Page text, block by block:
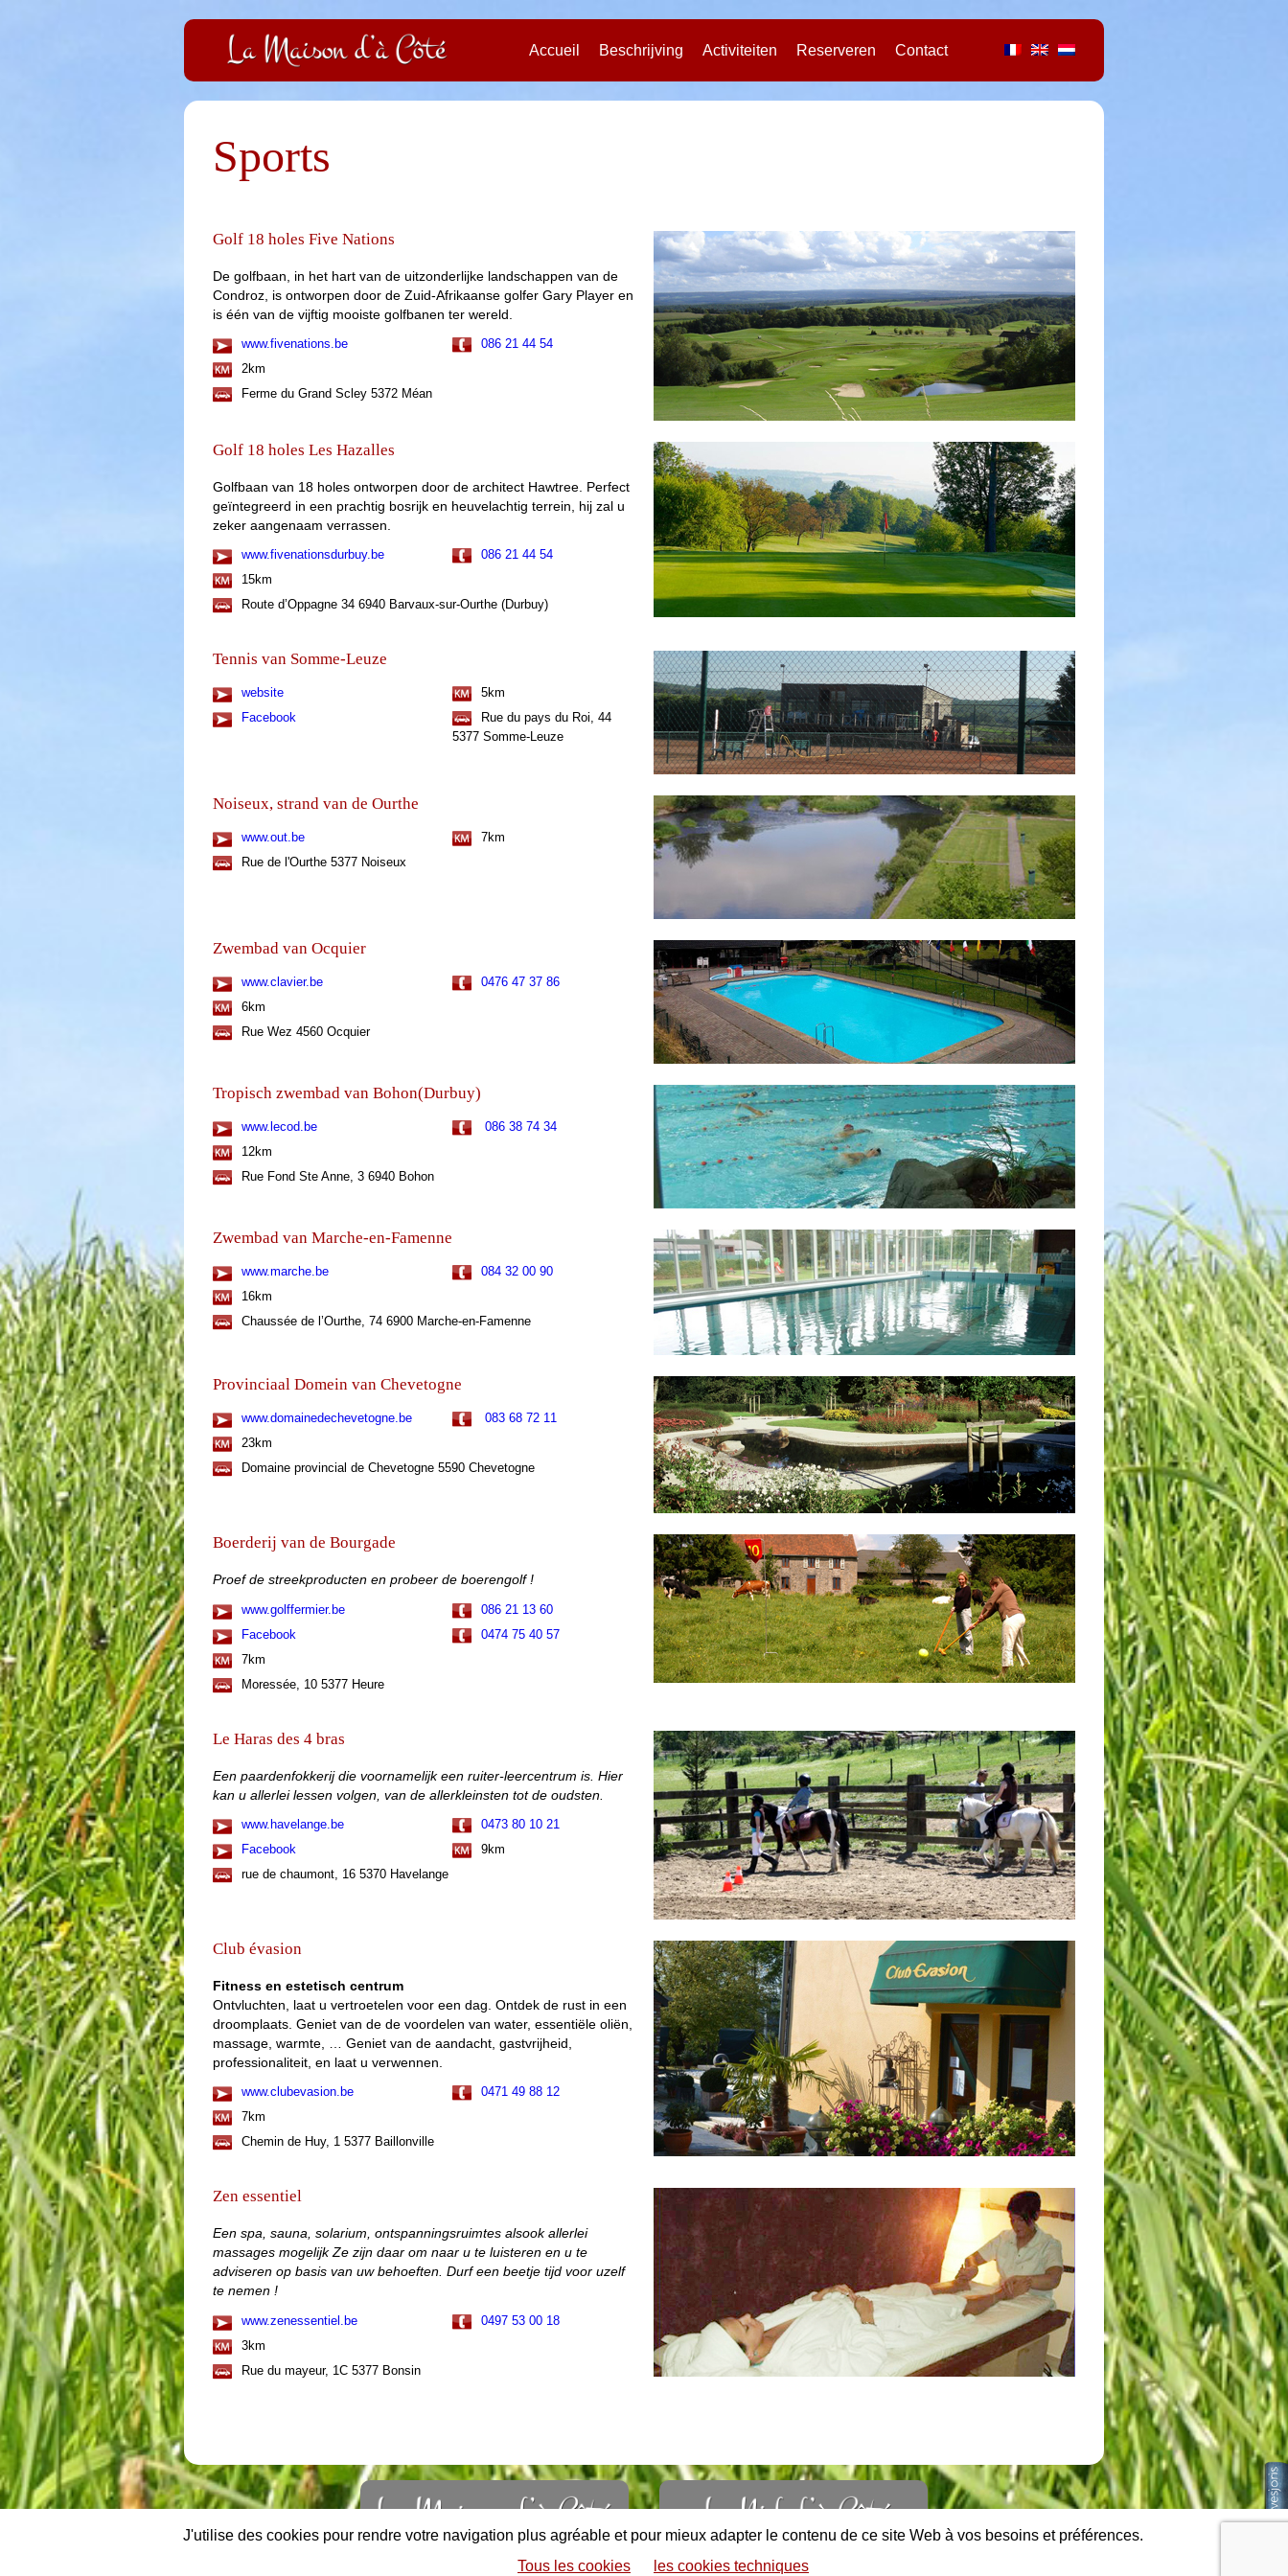
Accueil Beschrijving Activiteiten Reserveren Contact
Sports
Golf 18 holes Five Nations
De golfbaan, in het hart van de uitzonderlijke landschappen van de
Condroz, is ontworpen door de Zuid-Afrikaanse golfer Gary Player en
is één van de vijftig mooiste golfbanen ter wereld.
www.fivenations.be
086 21 44 54
2km
Ferme du Grand Scley 5372 Méan
Golf 18 holes Les Hazalles
Golfbaan van 18 holes ontworpen door de architect Hawtree. Perfect
geïntegreerd in een prachtig bosrijk en heuvelachtig terrein, hij zal u
zeker aangenaam verrassen.
www.fivenationsdurbuy.be
086 21 44 54
15km
Route d’Oppagne 34 6940 Barvaux-sur-Ourthe (Durbuy)
Tennis van Somme-Leuze
website
Facebook
5km
Rue du pays du Roi, 44
5377 Somme-Leuze
Noiseux, strand van de Ourthe
www.out.be
7km
Rue de l'Ourthe 5377 Noiseux
Zwembad van Ocquier
www.clavier.be
0476 47 37 86
6km
Rue Wez 4560 Ocquier
Tropisch zwembad van Bohon(Durbuy)
www.lecod.be
086 38 74 34
12km
Rue Fond Ste Anne, 3 6940 Bohon
Zwembad van Marche-en-Famenne
www.marche.be
084 32 00 90
16km
Chaussée de l’Ourthe, 74 6900 Marche-en-Famenne
Provinciaal Domein van Chevetogne
www.domainedechevetogne.be
083 68 72 11
23km
Domaine provincial de Chevetogne 5590 Chevetogne
Boerderij van de Bourgade
Proef de streekproducten en probeer de boerengolf !
www.golffermier.be
Facebook
086 21 13 60
0474 75 40 57
7km
Moressée, 10 5377 Heure
Le Haras des 4 bras
Een paardenfokkerij die voornamelijk een ruiter-leercentrum is. Hier
kan u allerlei lessen volgen, van de allerkleinsten tot de oudsten.
www.havelange.be
Facebook
0473 80 10 21
9km
rue de chaumont, 16 5370 Havelange
Club évasion
Fitness en estetisch centrum
Ontvluchten, laat u vertroetelen voor een dag. Ontdek de rust in een
droomplaats. Geniet van de de voordelen van water, essentiële oliën,
massage, warmte, … Geniet van de aandacht, gastvrijheid,
professionaliteit, en laat u verwennen.
www.clubevasion.be
0471 49 88 12
7km
Chemin de Huy, 1 5377 Baillonville
Zen essentiel
Een spa, sauna, solarium, ontspanningsruimtes alsook allerlei
massages mogelijk Ze zijn daar om naar u te luisteren en u te
adviseren op basis van uw behoeften. Durf een beetje tijd voor uzelf
te nemen !
www.zenessentiel.be
0497 53 00 18
3km
Rue du mayeur, 1C 5377 Bonsin
10 PERS. 2-5 PERS.
J'utilise des cookies pour rendre votre navigation plus agréable et pour mieux adapter le contenu de ce site Web à vos besoins et préférences.
Tous les cookies
les cookies techniques